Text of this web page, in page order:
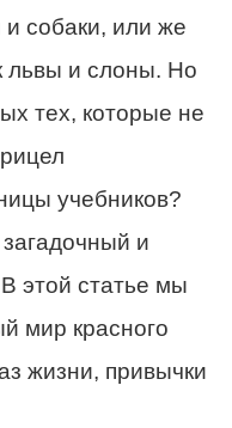
и собаки, или же
львы и слоны. Но
тех, которые не
учебников?
и
этой статье мы
мир красного
жизни, привычки